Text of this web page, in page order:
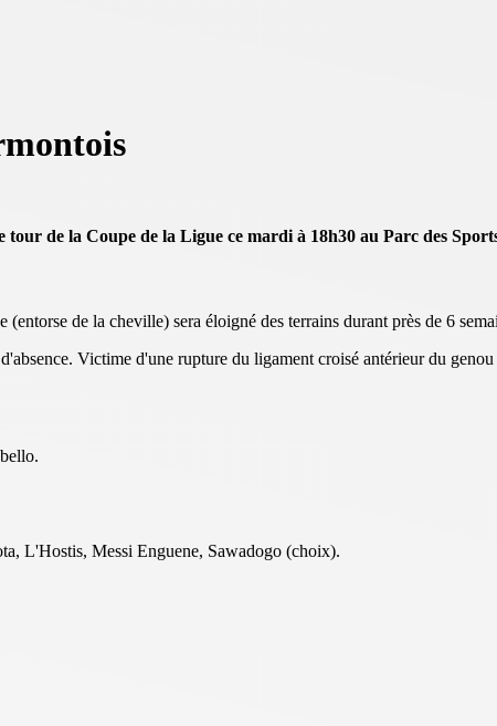
de la Coupe de la Ligue ce mardi à 18h30 au Parc des
de la cheville) sera éloigné des terrains durant près de 6
Victime d'une rupture du ligament croisé antérieur du
L'Hostis, Messi Enguene, Sawadogo (choix).